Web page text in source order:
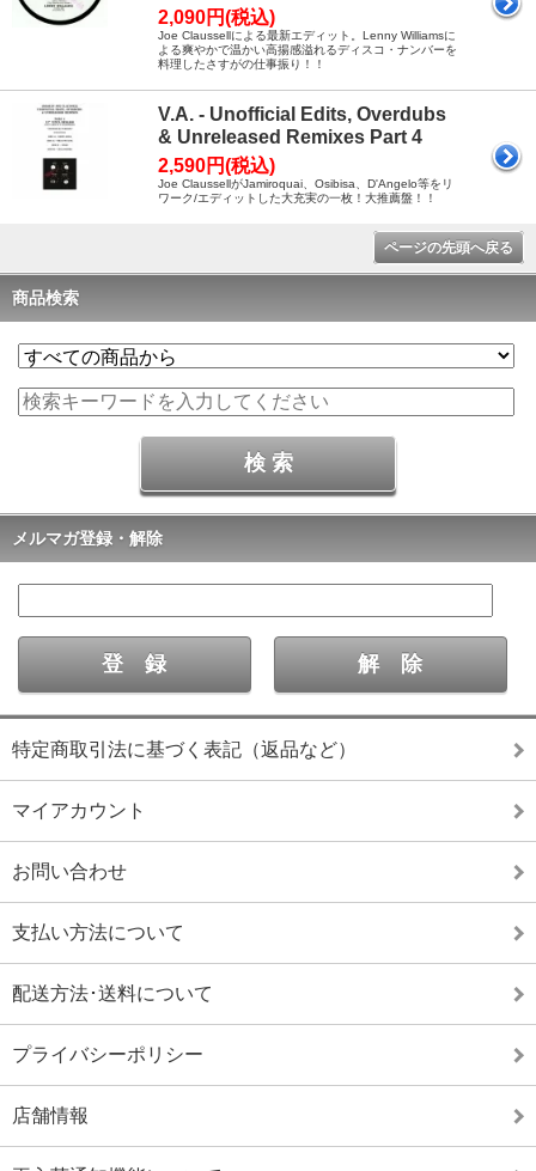
2,090円(税込)
Joe Claussellによる最新エディット。Lenny Williamsに
よる爽やかで温かい高揚感溢れるディスコ・ナンバーを
料理したさすがの仕事振り！！
V.A. - Unofficial Edits, Overdubs
& Unreleased Remixes Part 4
2,590円(税込)
Joe ClaussellがJamiroquai、Osibisa、D'Angelo等をリ
ワーク/エディットした大充実の一枚！大推薦盤！！
ページの先頭へ戻る
商品検索
メルマガ登録・解除
特定商取引法に基づく表記（返品など）
マイアカウント
お問い合わせ
支払い方法について
配送方法･送料について
プライバシーポリシー
店舗情報